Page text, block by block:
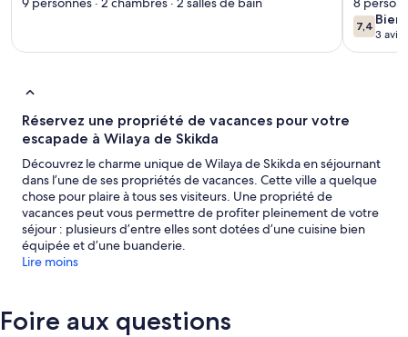
'' S1''
7,47,4 sur
Bien
bien
3 avis
(3
Réservez une propriété de vacances pour votre
escapade à Wilaya de Skikda
Découvrez le charme unique de Wilaya de Skikda en séjournant
dans l’une de ses propriétés de vacances. Cette ville a quelque
chose pour plaire à tous ses visiteurs. Une propriété de
vacances peut vous permettre de profiter pleinement de votre
séjour : plusieurs d’entre elles sont dotées d’une cuisine bien
équipée et d’une buanderie.
Lire moins
Foire aux questions